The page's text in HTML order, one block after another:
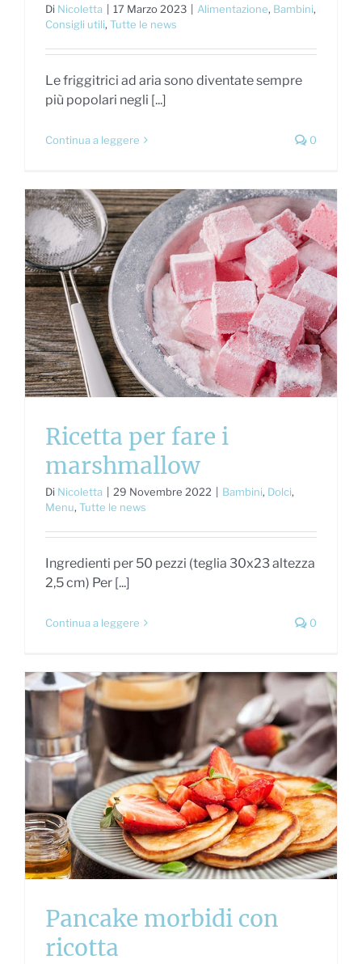
Di Nicoletta 17 Marzo 2023 Alimentazione, Bambini,
Consigli utili, Tutte le news
Le friggitrici ad aria sono diventate sempre
più popolari negli [...]
Continua a leggere 0
Ricetta per fare i
marshmallow
Di Nicoletta 29 Novembre 2022 Bambini, Dolci,
Menu, Tutte le news
Ingredienti per 50 pezzi (teglia 30x23 altezza
2,5 cm) Per [...]
Continua a leggere 0
Pancake morbidi con
ricotta